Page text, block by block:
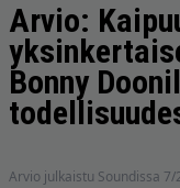
Arvio:
Bonny
Arvio julkaistu Soundissa 7/